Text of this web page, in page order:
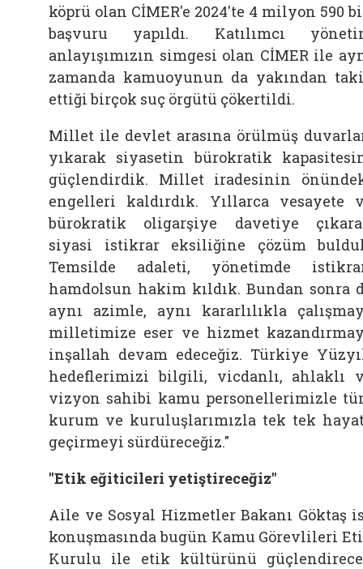
köprü olan CİMER'e 2024'te 4 milyon 590
başvuru yapıldı. Katılımcı
anlayışımızın simgesi olan CİMER ile
zamanda kamuoyunun da yakından
ettiği birçok suç örgütü çökertildi.
Millet ile devlet arasına örülmüş
yıkarak siyasetin bürokratik
güçlendirdik. Millet iradesinin
engelleri kaldırdık. Yıllarca vesayete
bürokratik oligarşiye davetiye
siyasi istikrar eksiliğine çözüm
Temsilde adaleti, yönetimde
hamdolsun hakim kıldık. Bundan sonra
aynı azimle, aynı kararlılıkla
milletimize eser ve hizmet
inşallah devam edeceğiz. Türkiye
hedeflerimizi bilgili, vicdanlı, ahlaklı
vizyon sahibi kamu personellerimizle
kurum ve kuruluşlarımızla tek tek
geçirmeyi sürdüreceğiz."
"Etik eğiticileri yetiştireceğiz"
Aile ve Sosyal Hizmetler Bakanı Göktaş
konuşmasında bugün Kamu Görevlileri
Kurulu ile etik kültürünü